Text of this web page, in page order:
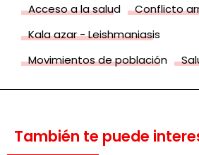
Acceso a la salud
Conflicto
Kala azar - Leishmaniasis
Movimientos de población
También te puede